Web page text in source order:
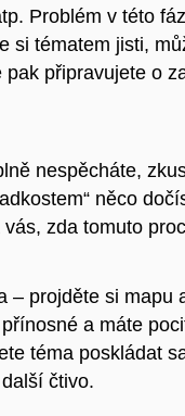
Problém v této
si tématem jisti,
připravujete o
nespěcháte,
něco
zda tomuto
projděte si mapu
a máte
téma poskládat
čtivo.